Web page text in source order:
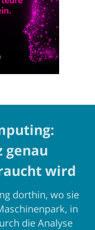
genau
wird
dorthin, wo sie
in
die Analyse